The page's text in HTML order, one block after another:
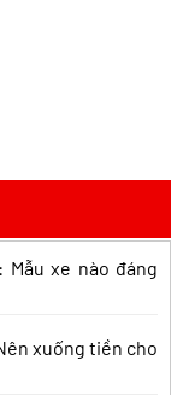
Mẫu xe nào đáng
xuống tiền cho
T35 và SRM K990:
T35 và Tera 100s: